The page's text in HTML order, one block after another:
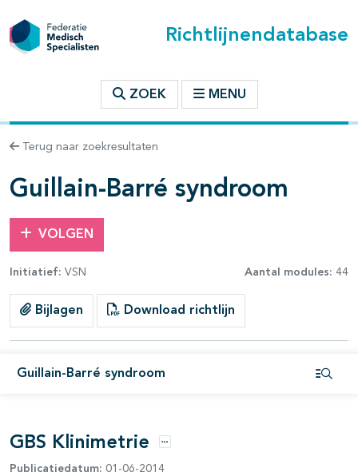
Richtlijnendatabase
ZOEK MENU
Terug naar zoekresultaten
Guillain-Barré syndroom
VOLGEN
Initiatief: VSN Aantal modules: 44
Bijlagen Download richtlijn
Guillain-Barré syndroom
binnen deze richtlijn
open- en dichtklappen
GBS Klinimetrie Opties
Publicatiedatum: 01-06-2014